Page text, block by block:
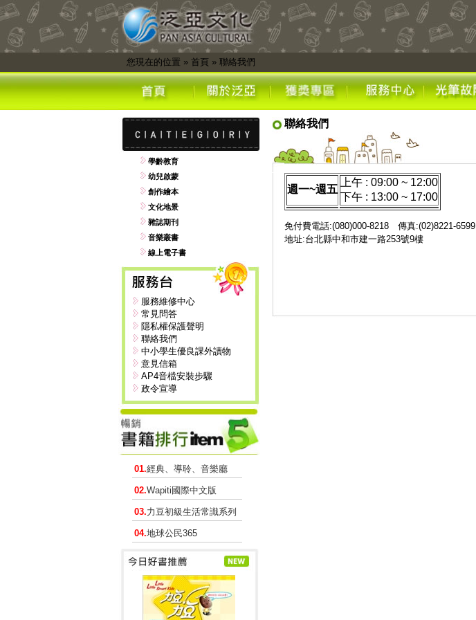
您現在的位置 » 首頁» 聯絡我們
學齡教育
幼兒啟蒙
創作繪本
文化地景
雜誌期刊
音樂叢書
線上電子書
服務維修中心
常見問答
隱私權保護聲明
聯絡我們
中小學生優良課外讀物
意見信箱
AP4音檔安裝步驟
政令宣導
01.經典、導聆、音樂廳
02.Wapiti國際中文版
03.力豆初級生活常識系列
04.地球公民365
聯絡我們
週一~週五
上午 : 09:00 ~ 12:00
下午 : 13:00 ~ 17:00
免付費電話:(080)000-8218 傳真:(02)8221-6599
地址:台北縣中和市建一路253號9樓